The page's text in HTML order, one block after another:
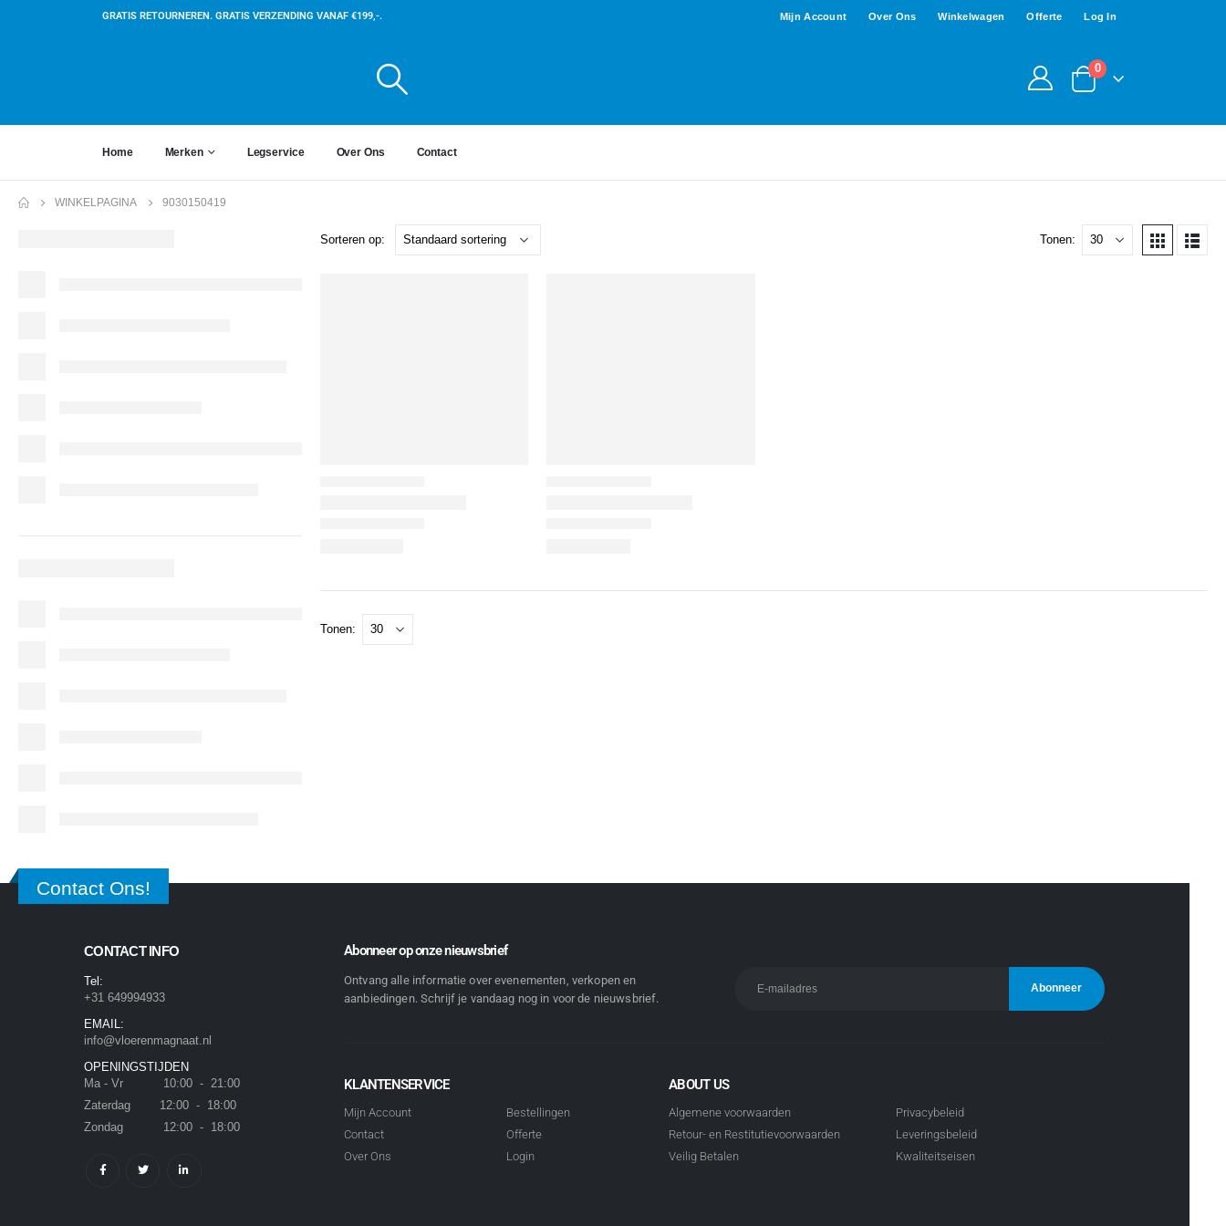
GRATIS RETOURNEREN. GRATIS VERZENDING VANAF €199,-. Mijn Account Over Ons Winkelwagen Offerte Log In
0
Home Merken Legservice Over Ons Contact
WINKELPAGINA 9030150419
Sorteren op: Tonen:
Tonen:
Contact Ons!
CONTACT INFO
Tel:
+31 649994933
EMAIL:
info@vloerenmagnaat.nl
OPENINGSTIJDEN
Ma - Vr 10:00 - 21:00
Zaterdag 12:00 - 18:00
Zondag 12:00 - 18:00
Abonneer op onze nieuwsbrief
Ontvang alle informatie over evenementen, verkopen en
aanbiedingen. Schrijf je vandaag nog in voor de nieuwsbrief.
KLANTENSERVICE
Mijn Account
Contact
Over Ons
Bestellingen
Offerte
Login
ABOUT US
Algemene voorwaarden
Retour- en Restitutievoorwaarden
Veilig Betalen
Privacybeleid
Leveringsbeleid
Kwaliteitseisen